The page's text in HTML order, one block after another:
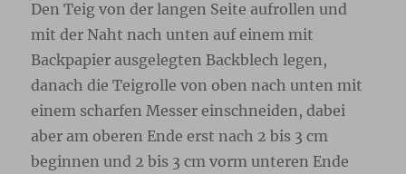
Den Teig von der langen Seite aufrollen und
mit der Naht nach unten auf einem mit
Backpapier ausgelegten Backblech legen,
danach die Teigrolle von oben nach unten mit
einem scharfen Messer einschneiden, dabei
aber am oberen Ende erst nach 2 bis 3 cm
beginnen und 2 bis 3 cm vorm unteren Ende